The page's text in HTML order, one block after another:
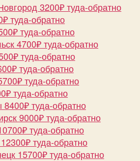
3200₽ туда-обратно
туда-обратно
туда-обратно
4700₽ туда-обратно
туда-обратно
туда-обратно
туда-обратно
туда-обратно
туда-обратно
9000₽ туда-обратно
туда-обратно
туда-обратно
15700₽ туда-обратно